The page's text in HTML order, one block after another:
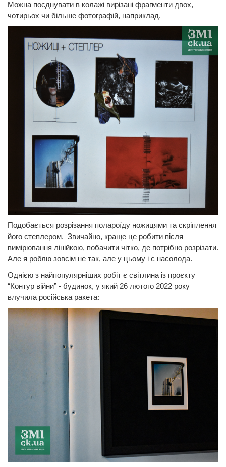
Можна поєднувати в колажі вирізані фрагменти двох,
чотирьох чи більше фотографій, наприклад.
Подобається розрізання полароїду ножицями та скріплення
його степлером. Звичайно, краще це робити після
вимірювання лінійкою, побачити чітко, де потрібно розрізати.
Але я роблю зовсім не так, але у цьому і є насолода.
Однією з найпопулярніших робіт є світлина із проєкту
“Контур війни” - будинок, у який 26 лютого 2022 року
влучила російська ракета: